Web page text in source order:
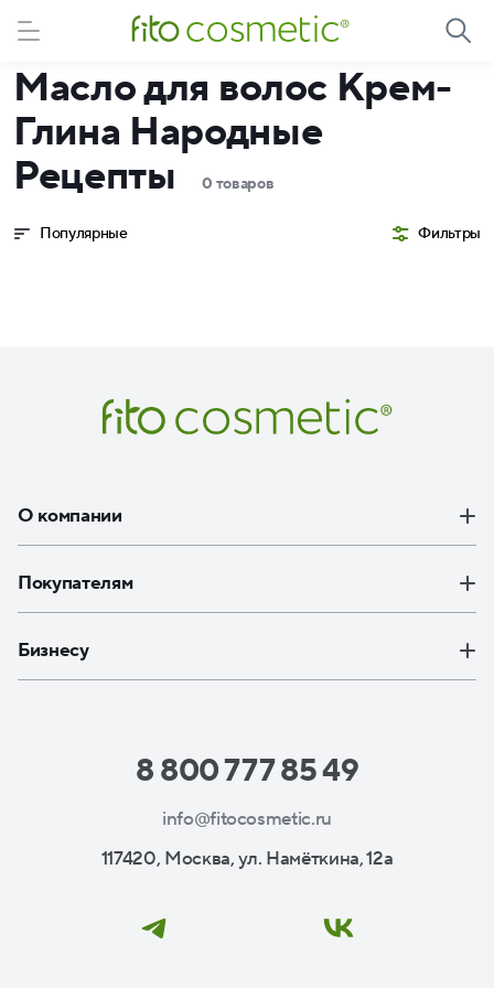
Масло для волос Крем-
Глина Народные
Рецепты
0 товаров
Популярные Фильтры
О компании
Покупателям
Бизнесу
8 800 777 85 49
info@fitocosmetic.ru
117420, Москва, ул. Намёткина, 12а